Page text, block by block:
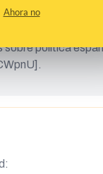
Ahora noidentificado en
sobre política